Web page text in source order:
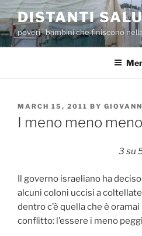
Skip
to
content
DISTANTI
poveri i bambini che finiscono
POSTED
ON
MARCH 15, 2011 BY
I meno meno
3 su
Il governo israeliano ha deciso
alcuni coloni uccisi a
dentro c’è quella che è
conflitto: l’essere i meno